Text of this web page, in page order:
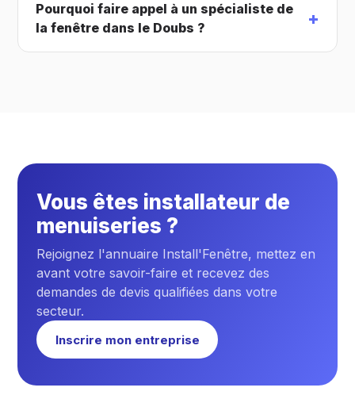
Pourquoi faire appel à un spécialiste de
la fenêtre dans le Doubs ?
Vous êtes installateur de
menuiseries ?
Rejoignez l'annuaire Install'Fenêtre, mettez en
avant votre savoir-faire et recevez des
demandes de devis qualifiées dans votre
secteur.
Inscrire mon entreprise